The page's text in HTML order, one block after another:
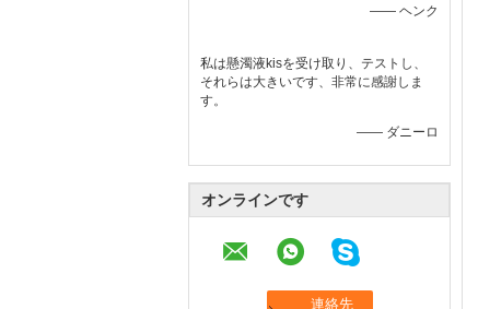
—— ヘンク
私は懸濁液kisを受け取り、テストし、
それらは大きいです、非常に感謝しま
す。
—— ダニーロ
オンラインです